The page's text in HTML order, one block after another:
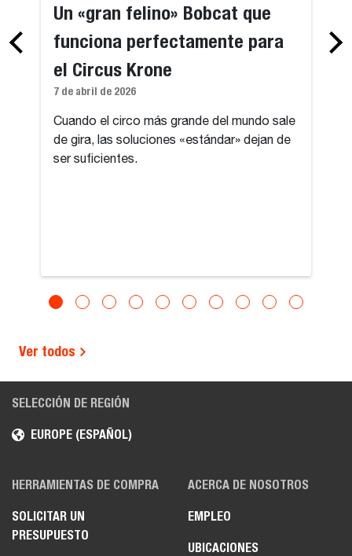
Un «gran felino» Bobcat que
funciona perfectamente para
el Circus Krone
7 de abril de 2026
Cuando el circo más grande del mundo sale
de gira, las soluciones «estándar» dejan de
ser suficientes.
Ver todos
SELECCIÓN DE REGIÓN
EUROPE (ESPAÑOL)
HERRAMIENTAS DE COMPRA
SOLICITAR UN
PRESUPUESTO
ACERCA DE NOSOTROS
EMPLEO
UBICACIONES